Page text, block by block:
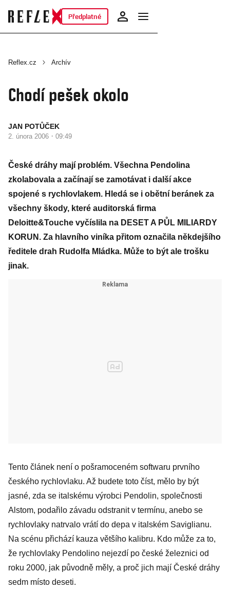
Předplatné
Reflex.cz Archív
Chodí pešek okolo
JAN POTŮČEK
2. února 2006 · 09:49
České dráhy mají problém. Všechna Pendolina
zkolabovala a začínají se zamotávat i další akce
spojené s rychlovlakem. Hledá se i obětní beránek za
všechny škody, které auditorská firma
Deloitte&Touche vyčíslila na DESET A PŮL MILIARDY
KORUN. Za hlavního viníka přitom označila někdejšího
ředitele drah Rudolfa Mládka. Může to být ale trošku
jinak.
Tento článek není o pošramoceném softwaru prvního
českého rychlovlaku. Až budete toto číst, mělo by být
jasné, zda se italskému výrobci Pendolin, společnosti
Alstom, podařilo závadu odstranit v termínu, anebo se
rychlovlaky natrvalo vrátí do depa v italském Saviglianu.
Na scénu přichází kauza většího kalibru. Kdo může za to,
že rychlovlaky Pendolino nejezdí po české železnici od
roku 2000, jak původně měly, a proč jich mají České dráhy
sedm místo deseti.